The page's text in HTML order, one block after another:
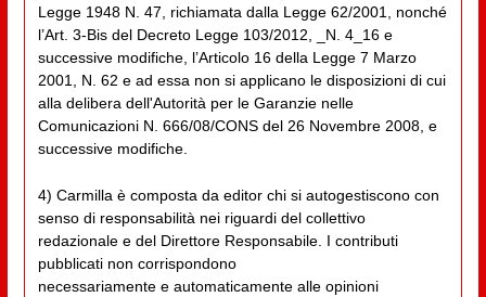
Legge 1948 N. 47, richiamata dalla Legge 62/2001, nonché
l’Art. 3-Bis del Decreto Legge 103/2012, _N. 4_16 e
successive modifiche, l’Articolo 16 della Legge 7 Marzo
2001, N. 62 e ad essa non si applicano le disposizioni di cui
alla delibera dell'Autorità per le Garanzie nelle
Comunicazioni N. 666/08/CONS del 26 Novembre 2008, e
successive modifiche.
4) Carmilla è composta da editor chi si autogestiscono con
senso di responsabilità nei riguardi del collettivo
redazionale e del Direttore Responsabile. I contributi
pubblicati non corrispondono
necessariamente e automaticamente alle opinioni